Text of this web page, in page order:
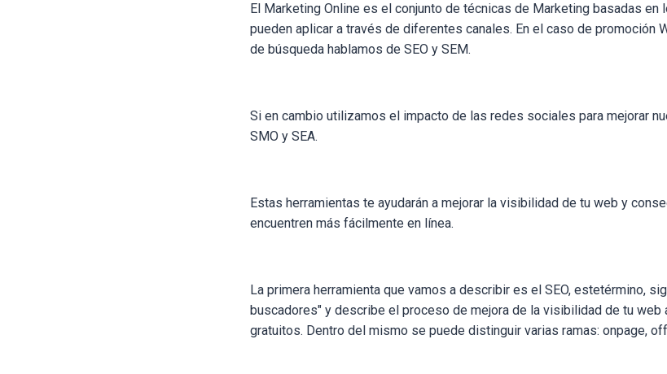
El Marketing Online es el conjunto de técnicas de Marketing basadas
pueden aplicar a través de diferentes canales. En el caso de promoción
de búsqueda hablamos de SEO y SEM.
Si en cambio utilizamos el impacto de las redes sociales para mejorar
SMO y SEA.
Estas herramientas te ayudarán a mejorar la visibilidad de tu web y
encuentren más fácilmente en línea.
La primera herramienta que vamos a describir es el SEO, estetérmino,
buscadores" y describe el proceso de mejora de la visibilidad de tu web
gratuitos. Dentro del mismo se puede distinguir varias ramas: onpage,